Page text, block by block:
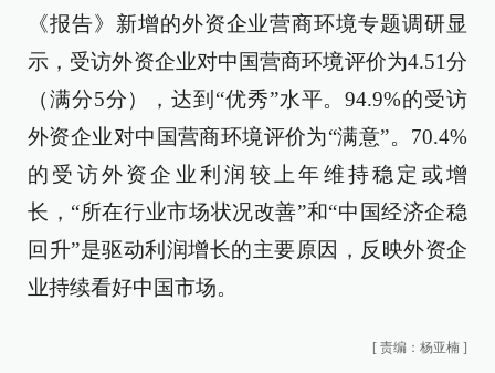
《报告》新增的外资企业营商环境专题调研显
示，受访外资企业对中国营商环境评价为4.51分
（满分5分），达到“优秀”水平。94.9%的受访
外资企业对中国营商环境评价为“满意”。70.4%
的受访外资企业利润较上年维持稳定或增
长，“所在行业市场状况改善”和“中国经济企稳
回升”是驱动利润增长的主要原因，反映外资企
业持续看好中国市场。
[ 责编：杨亚楠 ]